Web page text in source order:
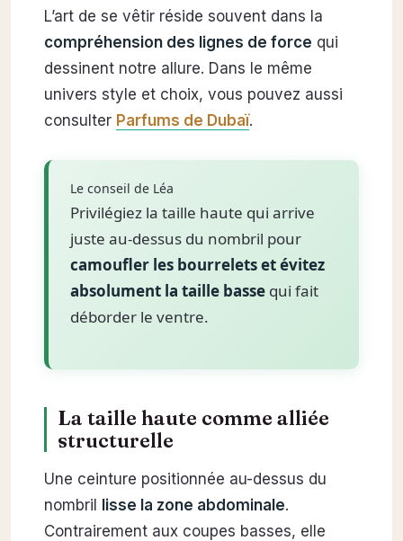
L’art de se vêtir réside souvent dans la
compréhension des lignes de force qui
dessinent notre allure. Dans le même
univers style et choix, vous pouvez aussi
consulter Parfums de Dubaï.
Le conseil de Léa
Privilégiez la taille haute qui arrive
juste au-dessus du nombril pour
camoufler les bourrelets et évitez
absolument la taille bassequi fait
déborder le ventre.
La taille haute comme alliée
structurelle
Une ceinture positionnée au-dessus du
nombril lisse la zone abdominale.
Contrairement aux coupes basses, elle